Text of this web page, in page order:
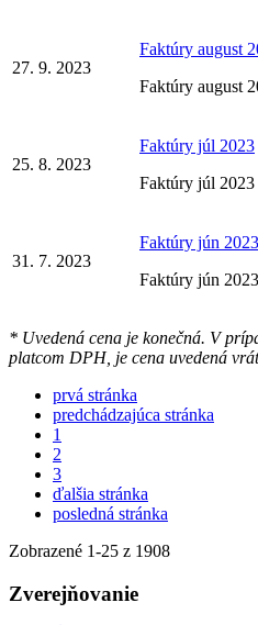
27. 9. 2023
Faktúry august
Faktúry august
25. 8. 2023
Faktúry júl 2023
Faktúry júl 2023
31. 7. 2023
Faktúry jún 2023
Faktúry jún 2023
* Uvedená cena je konečná. V
platcom DPH, je cena uvedená
prvá stránka
predchádzajúca stránka
1
2
3
ďalšia stránka
posledná stránka
Zobrazené 1-25 z 1908
Zverejňovanie